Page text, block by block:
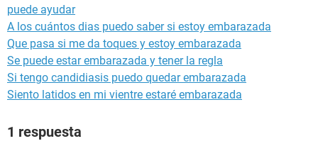
puede ayudar
A los cuántos dias puedo saber si estoy embarazada
Que pasa si me da toques y estoy embarazada
Se puede estar embarazada y tener la regla
Si tengo candidiasis puedo quedar embarazada
Siento latidos en mi vientre estaré embarazada
1 respuesta